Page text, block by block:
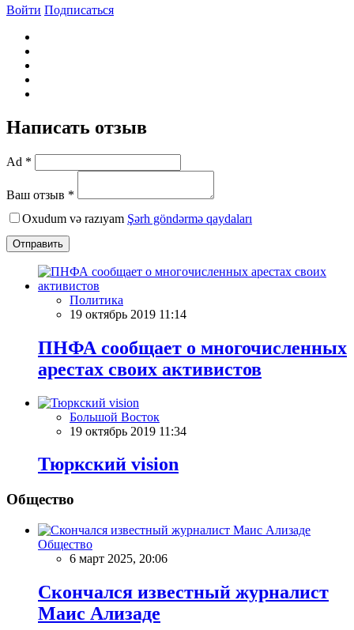
Войти Подписаться
Написать отзыв
Ad *
Ваш отзыв *
Oxudum və razıyam Şərh göndərmə qaydaları
Отправить
Политика
19 октябрь 2019 11:14
ПНФА сообщает о многочисленных
арестах своих активистов
Большой Восток
19 октябрь 2019 11:34
Тюркский vision
Общество
Общество
6 март 2025, 20:06
Скончался известный журналист
Маис Ализаде